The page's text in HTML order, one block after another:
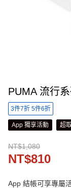
PUMA 流行
3件7折 5件6折
App 獨享活動 超
NT$1,080
NT$810
App 結帳可享專屬